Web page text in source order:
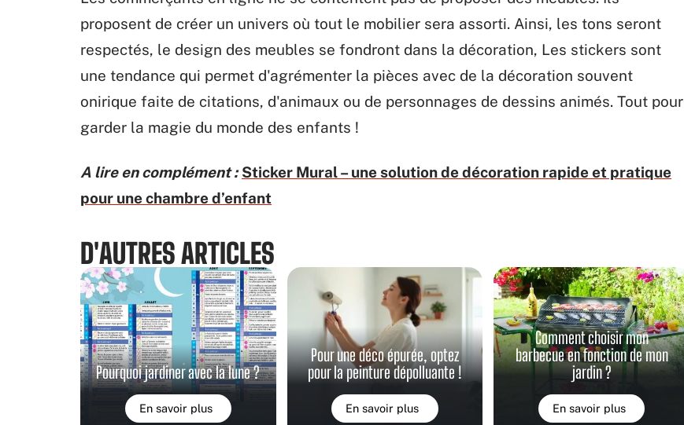
proposent de créer un univers où tout le mobilier sera assorti. Ainsi, les tons seront
respectés, le design des meubles se fondront dans la décoration, Les stickers sont
une tendance qui permet d'agrémenter la pièces avec de la décoration souvent
onirique faite de citations, d'animaux ou de personnages de dessins animés. Tout pour
garder la magie du monde des enfants !
A lire en complément : Sticker Mural – une solution de décoration rapide et pratique
pour une chambre d’enfant
D'AUTRES ARTICLES
Pourquoi jardiner avec la lune ?
En savoir plus
Pour une déco épurée, optez
pour la peinture dépolluante !
En savoir plus
Comment choisir mon
barbecue en fonction de mon
jardin ?
En savoir plus